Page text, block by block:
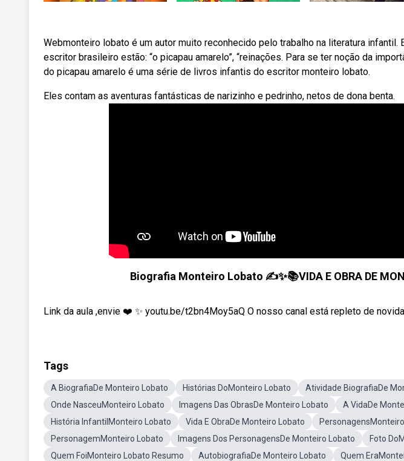
Webmonteiro lobato é um autor muito reconhecido pelo trabalho na literatura
escritor brasileiro estão: “o picapau amarelo”, “reinações. Para se ter noção da
do picapau amarelo é uma série de livros infantis do escritor monteiro lobato.
Eles contam as aventuras fantásticas de narizinho e pedrinho, netos de dona benta.
Biografia Monteiro Lobato ✍️✨📚VIDA E OBRA DE
Link da aula ,envie ❤️ ✨ youtu.be/t2bn4Moy5aQ O nosso canal está repleto de
Tags
A BiografiaDe Monteiro Lobato Histórias DoMonteiro Lobato
Atividade BiografiaDe
Onde NasceuMonteiro Lobato
Imagens Das ObrasDe Monteiro Lobato A VidaDe
História InfantilMonteiro Lobato
Vida E ObraDe Monteiro Lobato
PersonagemMonteiro Lobato
Imagens Dos PersonagensDe Monteiro Lobato
Foto
Quem FoiMonteiro Lobato Resumo
AutobiografiaDe Monteiro Lobato
Quem